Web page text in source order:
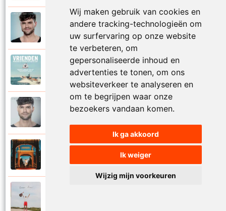
Wij maken gebruik van cookies en
andere tracking-technologieën om
uw surfervaring op onze website
te verbeteren, om
gepersonaliseerde inhoud en
advertenties te tonen, om ons
websiteverkeer te analyseren en
om te begrijpen waar onze
bezoekers vandaan komen.
Ik ga akkoord
Ik weiger
Wijzig mijn voorkeuren
Simon Keizer
Verdwalen
Diverse artiesten
Vrienden
Simon Keizer